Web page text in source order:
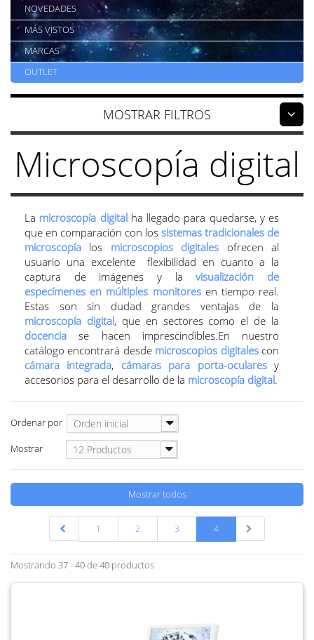
NOVEDADES
MÁS VISTOS
MARCAS
OUTLET
FILTROS
Microscopía digital
La microscopía digitalha llegado para quedarse, y es
que en comparación con los sistemas tradicionales de
microscopía los microscopios digitales ofrecen al
usuario una excelente flexibilidad en cuanto a la
captura de imágenes y lavisualización de
especímenes en múltiples monitoresen tiempo real.
Estas son sin dudad grandes ventajas de la
microscopía digital, que en sectores como el de la
docencia se hacen imprescindibles.En nuestro
catálogo encontrará desde microscopios digitalescon
cámara integrada, cámaras para porta-ocularesy
accesorios para el desarrollo de la microscopía digital.
Ordenar por Orden inicial
Mostrar 12 Productos
Mostrar todos
1 2 3 4
Mostrando 37 - 40 de 40 productos